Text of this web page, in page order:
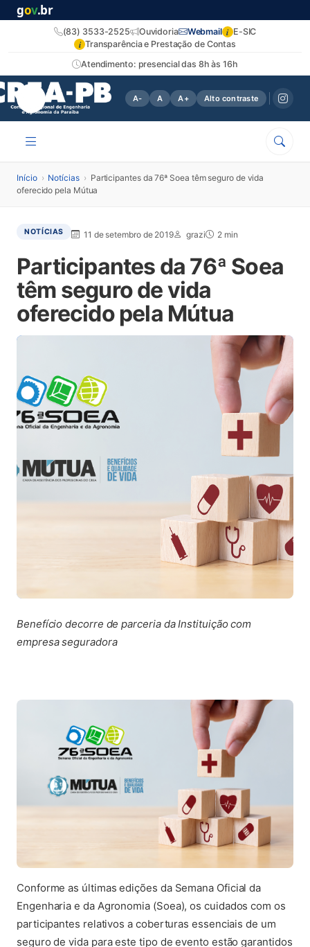
gov.br
Atendimento: presencial das 8h às 16h
(83) 3533-2525 Ouvidoria Webmail i E-SIC
i Transparência e Prestação de Contas
A- A A+ Alto contraste
Início › Notícias › Participantes da 76ª Soea têm seguro de vida
oferecido pela Mútua
NOTÍCIAS 11 de setembro de 2019 grazi 2 min
Participantes da 76ª Soea
têm seguro de vida
oferecido pela Mútua
Benefício decorre de parceria da Instituição com
empresa seguradora
Conforme as últimas edições da Semana Oficial da
Engenharia e da Agronomia (Soea), os cuidados com os
participantes relativos a coberturas essenciais de um
seguro de vida para este tipo de evento estão garantidos